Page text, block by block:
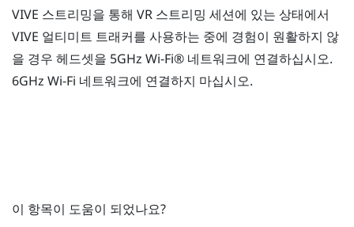
VIVE 스트리밍을 통해 VR 스트리밍 세션에 있는 상태에서
VIVE 얼티미트 트래커를 사용하는 중에 경험이 원활하지 않
을 경우 헤드셋을 5GHz Wi‍-Fi® 네트워크에 연결하십시오.
6GHz Wi‍-Fi 네트워크에 연결하지 마십시오.
이 항목이 도움이 되었나요?